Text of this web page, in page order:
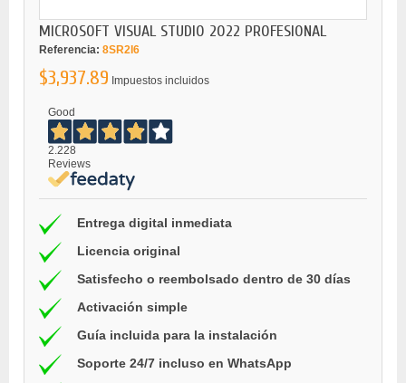
MICROSOFT VISUAL STUDIO 2022 PROFESIONAL
Referencia: 8SR2I6
$3,937.89 Impuestos incluidos
Good
2.228
Reviews
Entrega digital inmediata
Licencia original
Satisfecho o reembolsado dentro de 30 días
Activación simple
Guía incluida para la instalación
Soporte 24/7 incluso en WhatsApp